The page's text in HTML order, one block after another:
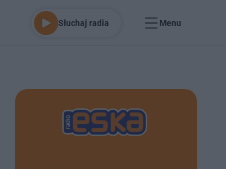
Słuchaj radia Menu